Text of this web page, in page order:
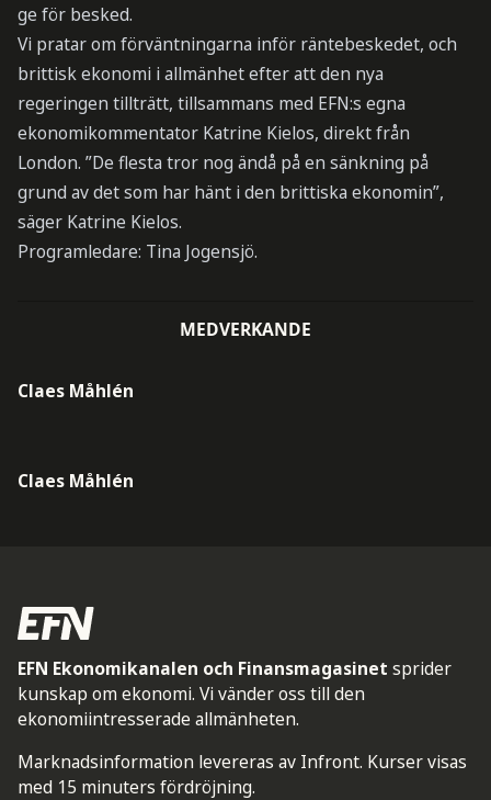
ge för besked.
Vi pratar om förväntningarna inför räntebeskedet, och
brittisk ekonomi i allmänhet efter att den nya
regeringen tillträtt, tillsammans med EFN:s egna
ekonomikommentator Katrine Kielos, direkt från
London. ”De flesta tror nog ändå på en sänkning på
grund av det som har hänt i den brittiska ekonomin”,
säger Katrine Kielos.
Programledare: Tina Jogensjö.
MEDVERKANDE
Claes Måhlén
Claes Måhlén
EFN Ekonomikanalen och Finansmagasinet sprider
kunskap om ekonomi. Vi vänder oss till den
ekonomiintresserade allmänheten.
Marknadsinformation levereras av Infront. Kurser visas
med 15 minuters fördröjning.